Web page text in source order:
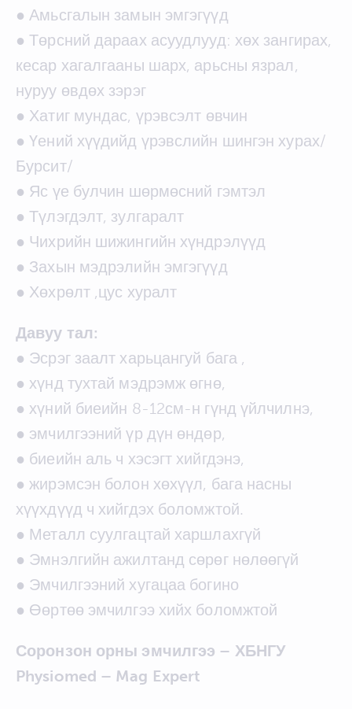
● Амьсгалын замын эмгэгүүд
● Төрсний дараах асуудлууд: хөх зангирах,
кесар хагалгааны шарх, арьсны язрал,
нуруу өвдөх зэрэг
● Хатиг мундас, үрэвсэлт өвчин
● Үений хүүдийд үрэвслийн шингэн хурах/
Бурсит/
● Яс үе булчин шөрмөсний гэмтэл
● Түлэгдэлт, зулгаралт
● Чихрийн шижингийн хүндрэлүүд
● Захын мэдрэлийн эмгэгүүд
● Хөхрөлт ,цус хуралт
Давуу тал:
● Эсрэг заалт харьцангуй бага ,
● хүнд тухтай мэдрэмж өгнө,
● хүний биеийн 8-12см-н гүнд үйлчилнэ,
● эмчилгээний үр дүн өндөр,
● биеийн аль ч хэсэгт хийгдэнэ,
● жирэмсэн болон хөхүүл, бага насны
хүүхдүүд ч хийгдэх боломжтой.
● Металл суулгацтай харшлахгүй
● Эмнэлгийн ажилтанд сөрөг нөлөөгүй
● Эмчилгээний хугацаа богино
● Өөртөө эмчилгээ хийх боломжтой
Соронзон орны эмчилгээ – ХБНГУ
Physiomed – Mag Expert